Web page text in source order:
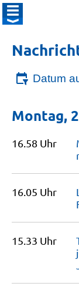
Datum
Montag,
16.58 Uhr
16.05 Uhr
15.33 Uhr